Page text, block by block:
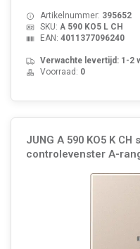
Artikelnummer: 395652
SKU: A 590 KO5 L CH
EAN: 4011377096240
Verwachte levertijd: 1-2
Voorraad: 0
JUNG A 590 KO5 K
controlevenster A-